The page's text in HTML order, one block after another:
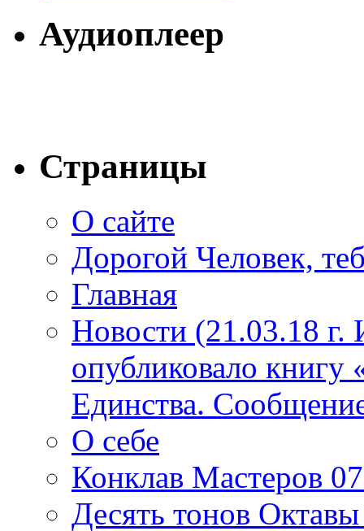
Аудиоплеер
Страницы
О сайте
Дорогой Человек,
Главная
Новости (21.03.18 г.
опубликовало книгу
Единства.
О себе
Конклав Мастеров
Десять тонов